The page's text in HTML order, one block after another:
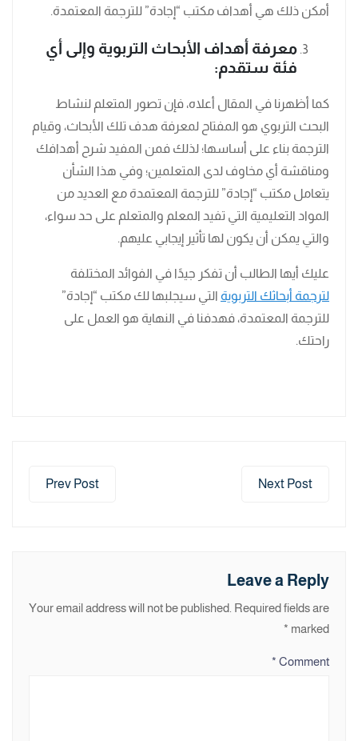
أمكن ذلك هي أهداف مكتب “إجادة” للترجمة المعتمدة.
معرفة أهداف الأبحاث التربوية وإلى أي
فئة ستقدم:
كما أظهرنا في المقال أعلاه، فإن تصور المتعلم لنشاط
البحث التربوي هو المفتاح لمعرفة هدف تلك الأبحاث، وقيام
الترجمة بناء على أساسها؛ لذلك فمن المفيد شرح أهدافك
ومناقشة أي مخاوف لدى المتعلمين؛ وفي هذا الشأن
يتعامل مكتب “إجادة” للترجمة المعتمدة مع العديد من
المواد التعليمية التي تفيد المعلم والمتعلم على حد سواء،
والتي يمكن أن يكون لها تأثير إيجابي عليهم.
عليك أيها الطالب أن تفكر جيدًا في الفوائد المختلفة
لترجمة أبحاثك التربوية التي سيجلبها لك مكتب “إجادة”
للترجمة المعتمدة، فهدفنا في النهاية هو العمل على
راحتك.
Prev Post Next Post
Leave a Reply
Your email address will not be published. Required fields are
marked
*
Comment
*